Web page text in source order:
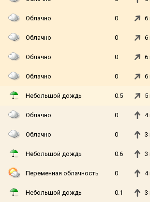
Облачно 0 6
Облачно 0 6
Облачно 0 6
Облачно 0 6
Небольшой дождь 0.5 5
Облачно 0 4
Облачно 0 3
Небольшой дождь 0.6 3
Переменная облачность 0 4
Небольшой дождь 0.1 3